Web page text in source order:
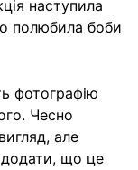
наступила
полюбила боби
фотографію
Чесно
але
додати, що це